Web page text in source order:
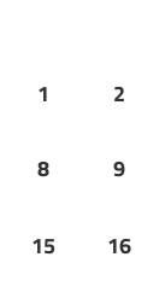
1 2
8 9
15 16